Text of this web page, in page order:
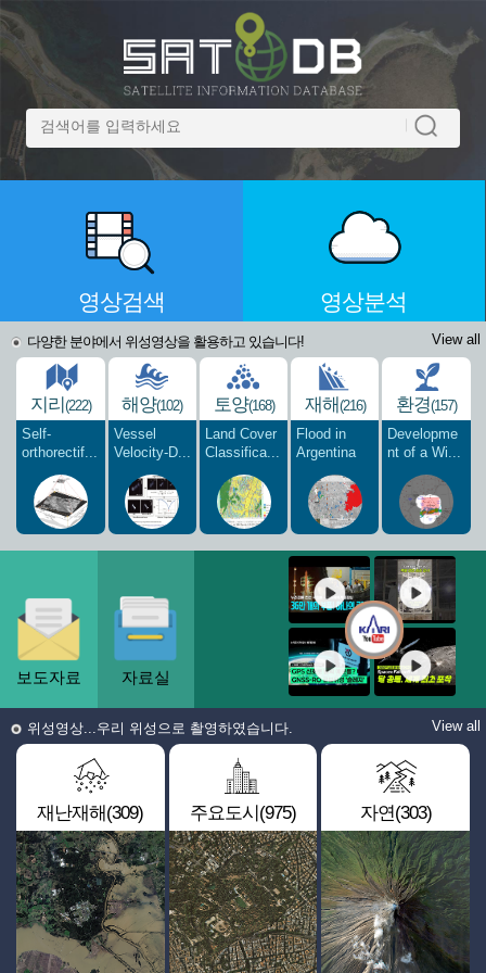
영상검색 영상분석
다양한 분야에서 위성영상을 활용하고 있습니다! View all
지리(222)
Self-
orthorectif...
해양(102)
Vessel
Velocity-D...
토양(168)
Land Cover
Classifica...
재해(216)
Flood in
Argentina
환경(157)
Developme
nt of a Wi...
보도자료 자료실
위성영상...우리 위성으로 촬영하였습니다. View all
재난재해(309) 주요도시(975) 자연(303)